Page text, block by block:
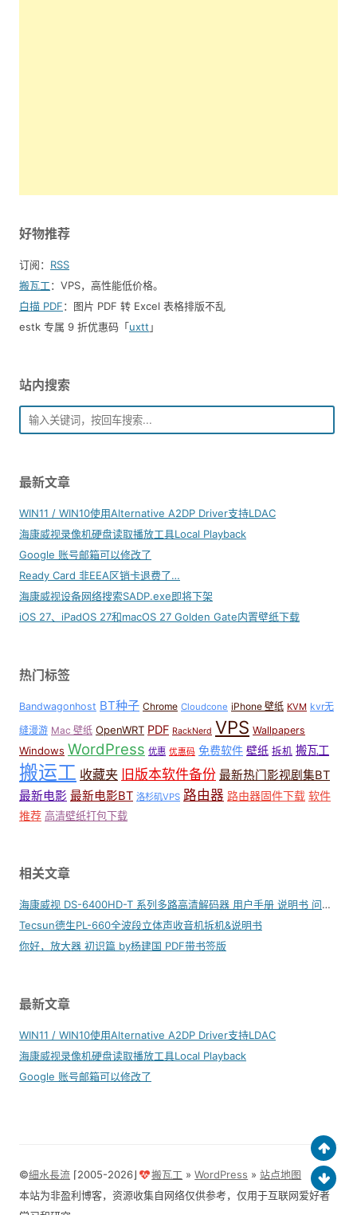
好物推荐
订阅： RSS
搬瓦工：VPS，高性能低价格。️
白描 PDF：图片 PDF 转 Excel 表格排版不乱
estk 专属 9 折优惠码「uxtt 」
站内搜索
最新文章
WIN11 / WIN10使用Alternative A2DP Driver支持LDAC
海康威视录像机硬盘读取播放工具Local Playback
Google 账号邮箱可以修改了
Ready Card 非EEA区销卡退费了…
海康威视设备网络搜索SADP.exe即将下架
iOS 27、iPadOS 27和macOS 27 Golden Gate内置壁纸下载
热门标签
Bandwagonhost BT种子 Chrome Cloudcone iPhone 壁纸 KVM kvr无
缝漫游 Mac 壁纸 OpenWRT PDF RackNerd VPS Wallpapers
Windows WordPress 优惠 优惠码 免费软件 壁纸 拆机 搬瓦工
搬运工 收藏夹 旧版本软件备份 最新热门影视剧集BT
最新电影 最新电影BT 洛杉矶VPS 路由器 路由器固件下载 软件
推荐 高清壁纸打包下载
相关文章
海康威视 DS-6400HD-T 系列多路高清解码器 用户手册 说明书 问题解答
Tecsun德生PL-660全波段立体声收音机拆机&说明书
你好，放大器 初识篇 by杨建国 PDF带书签版
最新文章
WIN11 / WIN10使用Alternative A2DP Driver支持LDAC
海康威视录像机硬盘读取播放工具Local Playback
Google 账号邮箱可以修改了
©細水長流 ⌈2005-2026⌋ 搬瓦工 »WordPress »站点地图
本站为非盈利博客，资源收集自网络仅供参考，仅用于互联网爱好者